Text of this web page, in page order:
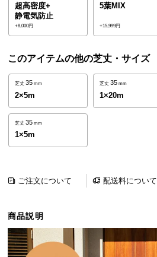
ア
ト
ン
テ
リ
超高密度+
静電気防止
+8,000円
5葉MIX
+15,999円
このアイテムの他の芝丈・サイズ
芝丈 35 mm
2×5m
芝丈 35 mm
1×20m
芝丈 35 mm
1×5m
ご注文について 配送料について
商品説明